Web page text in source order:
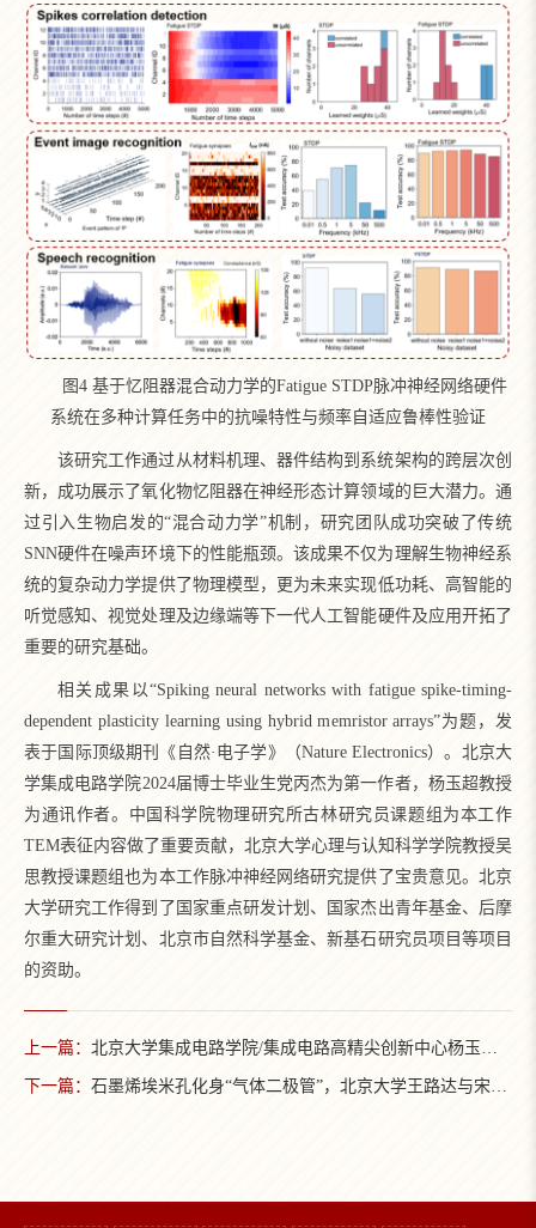
图4 基于忆阻器混合动力学的Fatigue STDP脉冲神经网络硬件
系统在多种计算任务中的抗噪特性与频率自适应鲁棒性验证
该研究工作通过从材料机理、器件结构到系统架构的跨层次创
新，成功展示了氧化物忆阻器在神经形态计算领域的巨大潜力。通
过引入生物启发的“混合动力学”机制，研究团队成功突破了传统
SNN硬件在噪声环境下的性能瓶颈。该成果不仅为理解生物神经系
统的复杂动力学提供了物理模型，更为未来实现低功耗、高智能的
听觉感知、视觉处理及边缘端等下一代人工智能硬件及应用开拓了
重要的研究基础。
相关成果以“Spiking neural networks with fatigue spike-timing-
dependent plasticity learning using hybrid memristor arrays”为题，发
表于国际顶级期刊《自然·电子学》（Nature Electronics）。北京大
学集成电路学院2024届博士毕业生党丙杰为第一作者，杨玉超教授
为通讯作者。中国科学院物理研究所古林研究员课题组为本工作
TEM表征内容做了重要贡献，北京大学心理与认知科学学院教授吴
思教授课题组也为本工作脉冲神经网络研究提供了宝贵意见。北京
大学研究工作得到了国家重点研发计划、国家杰出青年基金、后摩
尔重大研究计划、北京市自然科学基金、新基石研究员项目等项目
的资助。
上一篇： 北京大学集成电路学院/集成电路高精尖创新中心杨玉超教授团队在高效边缘端类脑人机交互系统方面取得重要进展
下一篇： 石墨烯埃米孔化身“气体二极管”，北京大学王路达与宋柏合作团队在限域输运领域实现突破